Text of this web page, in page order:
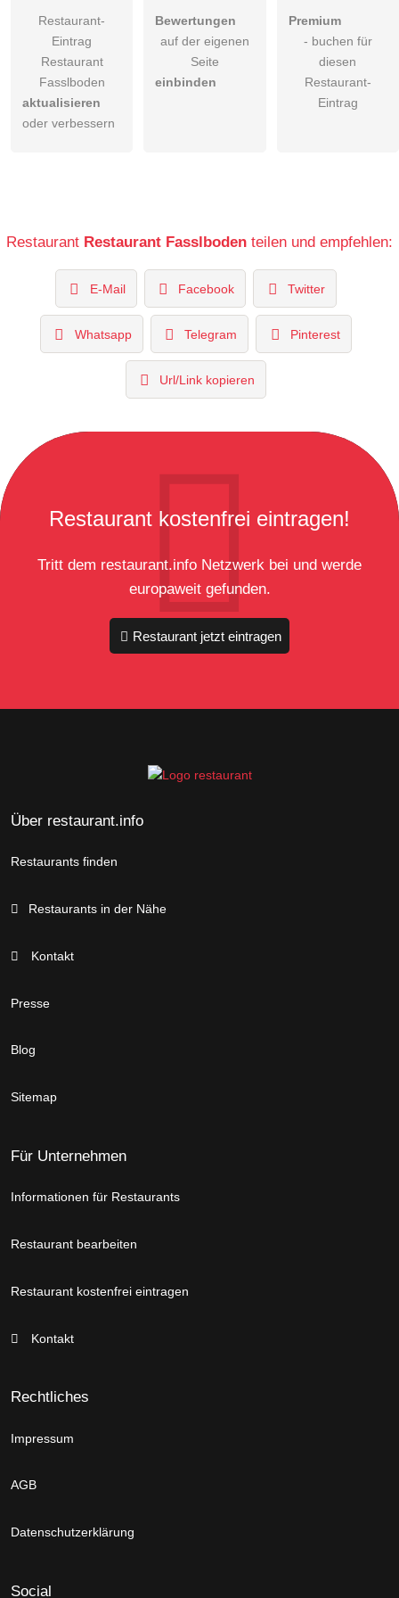
Restaurant-
Eintrag
Restaurant
Fasslboden
aktualisieren
oder verbessern
Bewertungen
auf der eigenen
Seite
einbinden
Premium
- buchen für
diesen
Restaurant-
Eintrag
Restaurant Restaurant Fasslboden teilen und empfehlen:
E-Mail Facebook Twitter
Whatsapp Telegram Pinterest
Url/Link kopieren
Restaurant kostenfrei eintragen!
Tritt dem restaurant.info Netzwerk bei und werde
europaweit gefunden.
Restaurant jetzt eintragen
Über restaurant.info
Restaurants finden
Restaurants in der Nähe
Kontakt
Presse
Blog
Sitemap
Für Unternehmen
Informationen für Restaurants
Restaurant bearbeiten
Restaurant kostenfrei eintragen
Kontakt
Rechtliches
Impressum
AGB
Datenschutzerklärung
Social